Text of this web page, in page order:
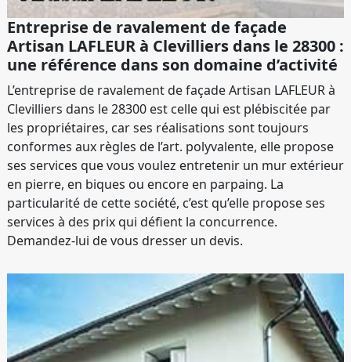
Entreprise de ravalement de façade
Artisan LAFLEUR à Clevilliers dans le 28300 :
une référence dans son domaine d’activité
L’entreprise de ravalement de façade Artisan LAFLEUR à
Clevilliers dans le 28300 est celle qui est plébiscitée par
les propriétaires, car ses réalisations sont toujours
conformes aux règles de l’art. polyvalente, elle propose
ses services que vous voulez entretenir un mur extérieur
en pierre, en biques ou encore en parpaing. La
particularité de cette société, c’est qu’elle propose ses
services à des prix qui défient la concurrence.
Demandez-lui de vous dresser un devis.